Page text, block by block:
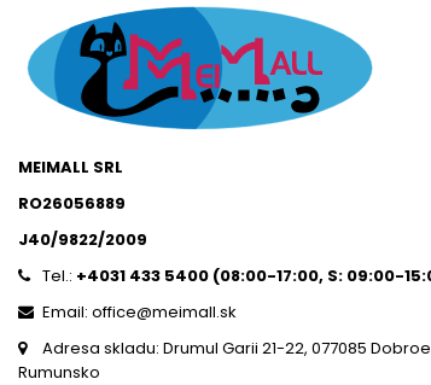
MEIMALL SRL
RO26056889
J40/9822/2009
Tel.: +4031 433 5400 (08:00-17:00, S: 09:00-
Email: office@meimall.sk
Adresa skladu: Drumul Garii 21-22, 077085
Rumunsko